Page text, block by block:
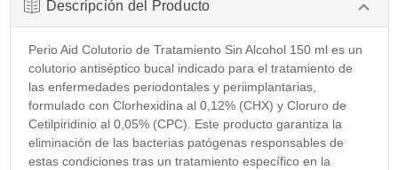
Descripción del Producto
Perio Aid Colutorio de Tratamiento Sin Alcohol 150 ml es un
colutorio antiséptico bucal indicado para el tratamiento de
las enfermedades periodontales y periimplantarias,
formulado con Clorhexidina al 0,12% (CHX) y Cloruro de
Cetilpiridinio al 0,05% (CPC). Este producto garantiza la
eliminación de las bacterias patógenas responsables de
estas condiciones tras un tratamiento específico en la